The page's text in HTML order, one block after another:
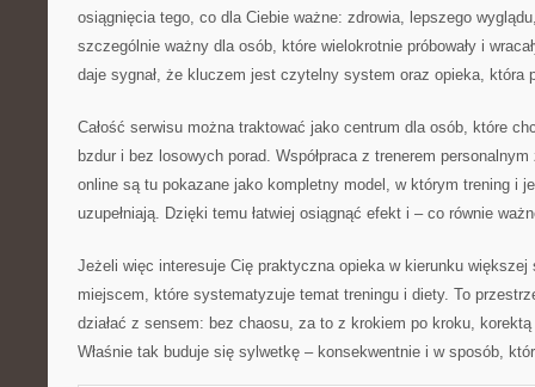
osiągnięcia tego, co dla Ciebie ważne: zdrowia, lepszego
szczególnie ważny dla osób, które wielokrotnie próbowały i
daje sygnał, że kluczem jest czytelny system oraz opieka, która
Całość serwisu można traktować jako centrum dla osób, które
bzdur i bez losowych porad. Współpraca z trenerem
online są tu pokazane jako kompletny model, w którym trening i
uzupełniają. Dzięki temu łatwiej osiągnąć efekt i – co równie
Jeżeli więc interesuje Cię praktyczna opieka w kierunku
miejscem, które systematyzuje temat treningu i diety. To
działać z sensem: bez chaosu, za to z krokiem po kroku,
Właśnie tak buduje się sylwetkę – konsekwentnie i w sposób,